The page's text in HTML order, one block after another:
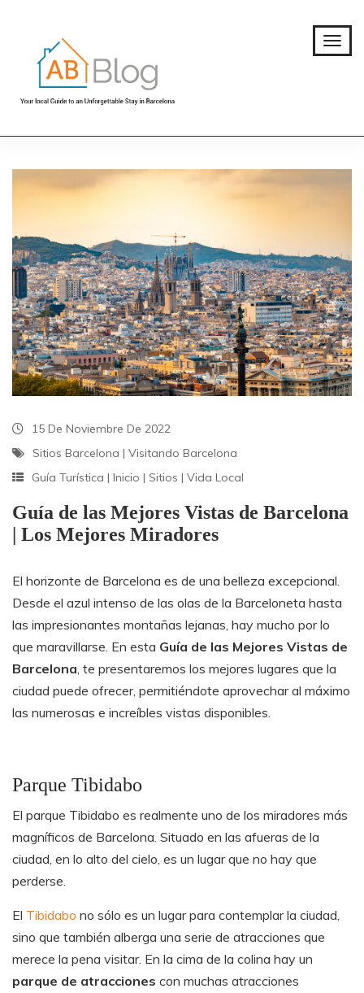
15 De Noviembre De 2022
Sitios Barcelona | Visitando Barcelona
Guía Turística | Inicio | Sitios | Vida Local
Guía de las Mejores Vistas de Barcelona
| Los Mejores Miradores
El horizonte de Barcelona es de una belleza excepcional.
Desde el azul intenso de las olas de la Barceloneta hasta
las impresionantes montañas lejanas, hay mucho por lo
que maravillarse. En esta Guía de las Mejores Vistas de
Barcelona , te presentaremos los mejores lugares que la
ciudad puede ofrecer, permitiéndote aprovechar al máximo
las numerosas e increíbles vistas disponibles.
Parque Tibidabo
El parque Tibidabo es realmente uno de los miradores más
magníficos de Barcelona. Situado en las afueras de la
ciudad, en lo alto del cielo, es un lugar que no hay que
perderse.
El Tibidabo no sólo es un lugar para contemplar la ciudad,
sino que también alberga una serie de atracciones que
merece la pena visitar. En la cima de la colina hay un
parque de atracciones con muchas atracciones